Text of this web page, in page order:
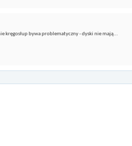
kręgosłup bywa problematyczny - dyski nie mają...